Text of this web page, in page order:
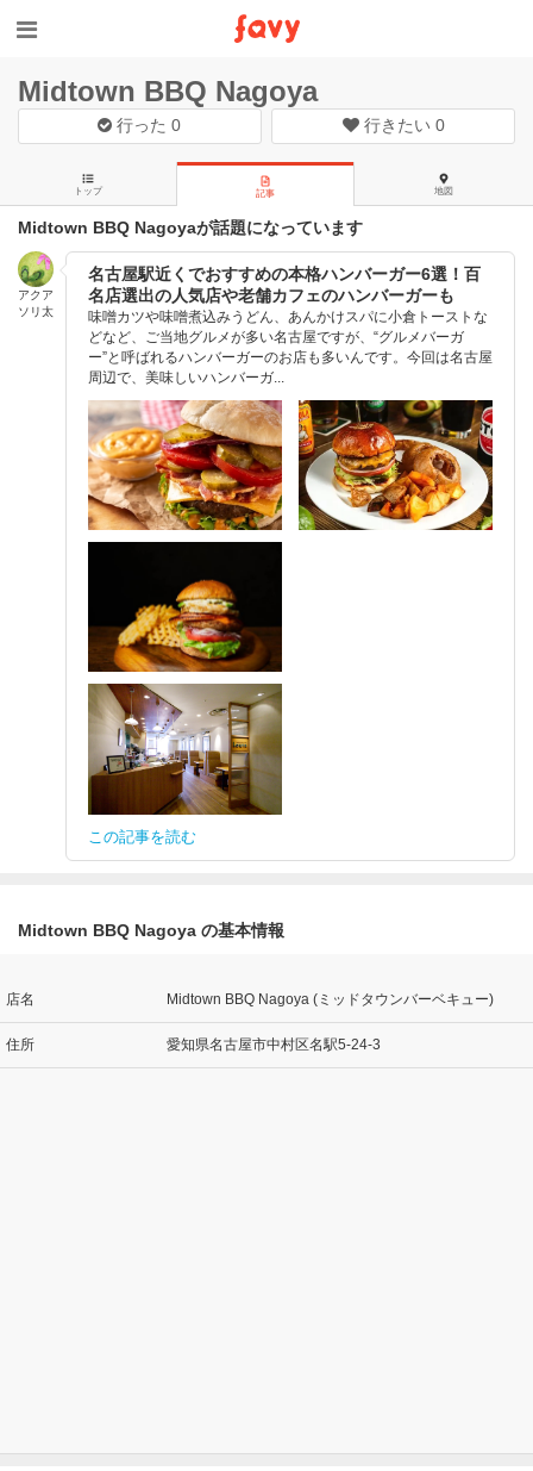
Midtown BBQ Nagoya
行った0 行きたい 0
トップ 記事 地図
Midtown BBQ Nagoyaが話題になっています
アクア
ソリ太
名古屋駅近くでおすすめの本格ハンバーガー6選！百
名店選出の人気店や老舗カフェのハンバーガーも
味噌カツや味噌煮込みうどん、あんかけスパに小倉トーストな
どなど、ご当地グルメが多い名古屋ですが、“グルメバーガ
ー”と呼ばれるハンバーガーのお店も多いんです。今回は名古屋
周辺で、美味しいハンバーガ...
この記事を読む
Midtown BBQ Nagoya の基本情報
店名 Midtown BBQ Nagoya (ミッドタウンバーベキュー)
住所 愛知県名古屋市中村区名駅5-24-3